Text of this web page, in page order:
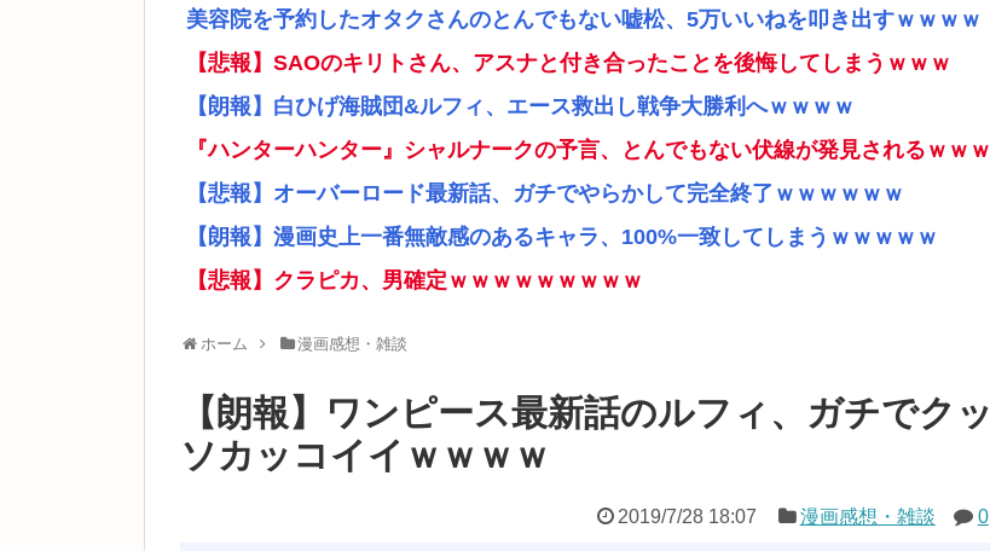
美容院を予約したオタクさんのとんでもない嘘松、5万いいねを叩き出すｗｗｗｗ
【悲報】SAOのキリトさん、アスナと付き合ったことを後悔してしまうｗｗｗ
【朗報】白ひげ海賊団&ルフィ、エース救出し戦争大勝利へｗｗｗｗ
『ハンターハンター』シャルナークの予言、とんでもない伏線が発見されるｗｗｗ
【悲報】オーバーロード最新話、ガチでやらかして完全終了ｗｗｗｗｗｗ
【朗報】漫画史上一番無敵感のあるキャラ、100%一致してしまうｗｗｗｗｗ
【悲報】クラピカ、男確定ｗｗｗｗｗｗｗｗｗ
ホーム 漫画感想・雑談
【朗報】ワンピース最新話のルフィ、ガチでクッ
ソカッコイイｗｗｗｗ
2019/7/28 18:07 漫画感想・雑談 0